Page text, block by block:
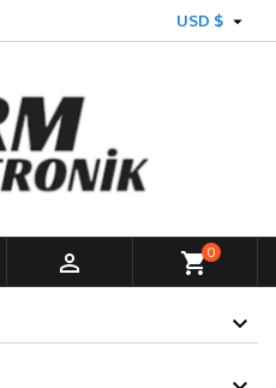
USD $ 
 shopping_cart0